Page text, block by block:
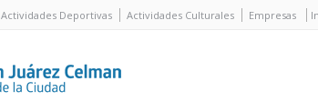
Actividades Deportivas Actividades Culturales Empresas